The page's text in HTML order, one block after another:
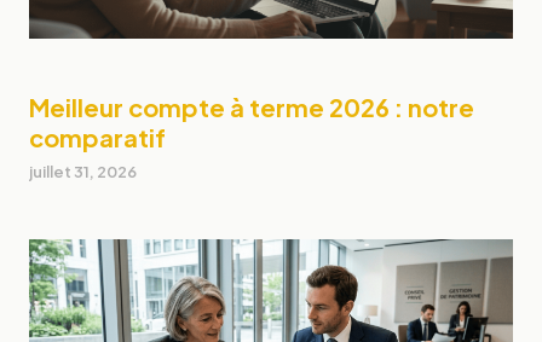
Meilleur compte à terme 2026 : notre
comparatif
juillet 31, 2026